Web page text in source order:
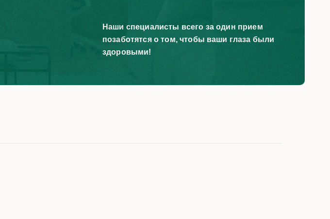
Наши специалисты всего за один прием
позаботятся о том, чтобы ваши глаза были
здоровыми!